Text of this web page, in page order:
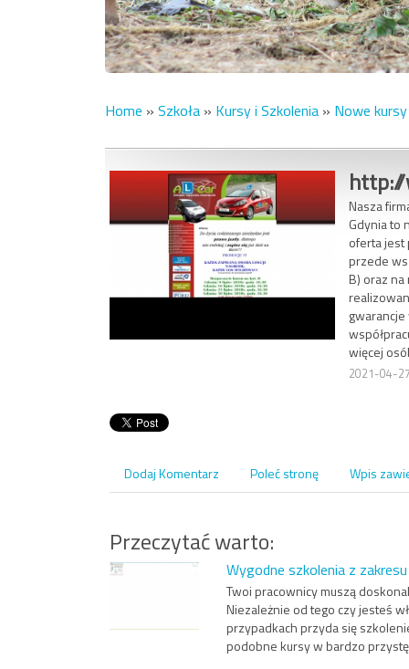
Home » Szkoła » Kursy i Szkolenia » Nowe
Nasza
Gdynia to
oferta jest
przede
B) oraz
więcej
2021-04-
Dodaj Komentarz Poleć stronę Wpis
Przeczytać warto:
Wygodne szkolenia z
Twoi pracownicy muszą
Niezależnie od tego czy jesteś
przypadkach przyda się
podobne kursy w bardzo